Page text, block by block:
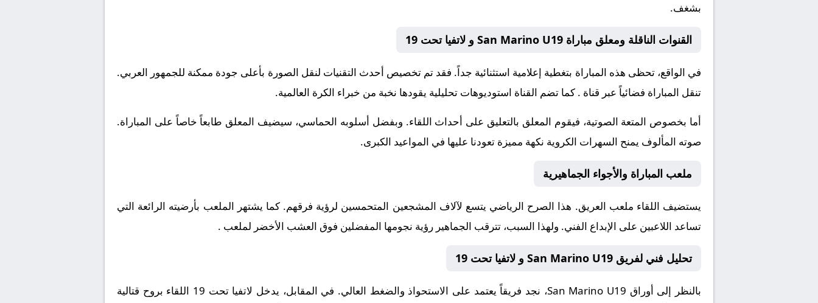
بشغف.
القنوات الناقلة ومعلق مباراة San Marino U19 و لاتفيا تحت 19
في الواقع، تحظى هذه المباراة بتغطية إعلامية استثنائية جداً. فقد تم تخصيص أحدث التقنيات لنقل الصورة بأعلى جودة ممكنة للجمهور العربي.
تنقل المباراة فضائياً عبر قناة . كما تضم القناة استوديوهات تحليلية يقودها نخبة من خبراء الكرة العالمية.
أما بخصوص المتعة الصوتية، فيقوم المعلق بالتعليق على أحداث اللقاء. وبفضل أسلوبه الحماسي، سيضيف المعلق طابعاً خاصاً على المباراة.
صوته المألوف يمنح السهرات الكروية نكهة مميزة تعودنا عليها في المواعيد الكبرى.
ملعب المباراة والأجواء الجماهيرية
يستضيف اللقاء ملعب العريق. هذا الصرح الرياضي يتسع لآلاف المشجعين المتحمسين لرؤية فرقهم. كما يشتهر الملعب بأرضيته الرائعة التي
تساعد اللاعبين على الإبداع الفني. ولهذا السبب، تترقب الجماهير رؤية نجومها المفضلين فوق العشب الأخضر لملعب .
تحليل فني لفريق San Marino U19 و لاتفيا تحت 19
بالنظر إلى أوراق San Marino U19، نجد فريقاً يعتمد على الاستحواذ والضغط العالي. في المقابل، يدخل لاتفيا تحت 19
اللقاء بروح قتالية